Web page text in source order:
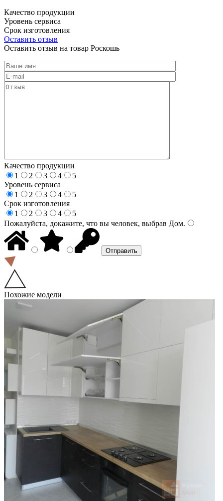
Качество продукции
Уровень сервиса
Срок изготовления
Оставить отзыв
Оставить отзыв на товар Роскошь
Качество продукции
1
2 3 4
5
Уровень сервиса
1
2 3 4
5
Срок изготовления
1
2 3 4
5
Пожалуйста, докажите, что вы человек, выбрав Дом.
Похожие модели